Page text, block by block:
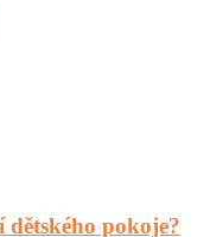
pokoje?